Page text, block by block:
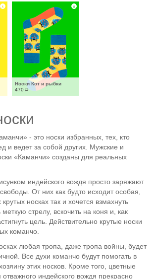
Носки Кот и рыбки
470 Р
- это носки избранных, тех, кто
и ведет за собой других. Мужские и
«Каманчи» созданы для реальных
индейского вождя просто заряжают
От них как будто исходит особая,
носках так и хочется взмахнуть
стрелу, вскочить на коня и, как
цель. Действительно крутые носки
команчо.
любая тропа, даже тропа войны, будет
Все духи команчо будут помогать в
этих носков. Кроме того, цветные
отважного индейского вождя прекрасно